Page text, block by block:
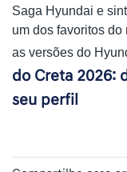
Saga Hyundai e
um dos favoritos
as versões do
do Creta 2026:
seu perfil